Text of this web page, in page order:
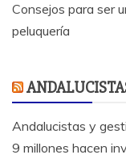
Consejos para ser
peluquería
Andalucistas y
9 millones hacen